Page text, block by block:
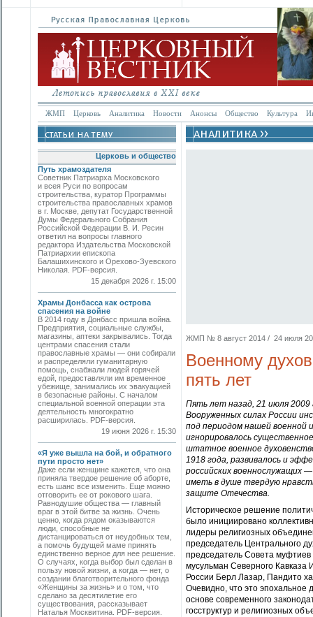
ЖМП Церковь Аналитика Новости Анонсы Общество Культура
Церковь и общество
Путь храмоздателя
Советник Патриарха Московского
и всея Руси по вопросам
строительства, куратор Программы
строительства православных храмов
в г. Москве, депутат Государственной
Думы Федерального Собрания
Российской Федерации В. И. Ресин
ответил на вопросы главного
редактора Издательства Московской
Патриархии епископа
Балашихинского и Орехово-Зуевского
Николая. PDF-версия.
15 декабря 2026 г. 15:00
Храмы Донбасса как острова
спасения на войне
В 2014 году в Донбасс пришла война.
Предприятия, социальные службы,
магазины, аптеки закрывались. Тогда
центрами спасения стали
православные храмы — они собирали
и распределяли гуманитарную
помощь, снабжали людей горячей
едой, предоставляли им временное
убежище, занимались их эвакуацией
в безопасные районы. С началом
специальной военной операции эта
деятельность многократно
расширилась. PDF-версия.
19 июня 2026 г. 15:30
«Я уже вышла на бой, и обратного
пути просто нет»
Даже если женщине кажется, что она
приняла твердое решение об аборте,
есть шанс все изменить. Еще можно
отговорить ее от рокового шага.
Равнодушие общества — главный
враг в этой битве за жизнь. Очень
ценно, когда рядом оказываются
люди, способные не
дистанцироваться от неудобных тем,
а помочь будущей маме принять
единственно верное для нее решение.
О случаях, когда выбор был сделан в
пользу новой жизни, а когда — нет, о
создании благотворительного фонда
«Женщины за жизнь» и о том, что
сделано за десятилетие его
существования, рассказывает
Наталья Москвитина. PDF-версия.
ЖМП № 8 август 2014 / 24 июля
Военному
пять лет
Пять лет назад, 21 июля 2009
Вооруженных силах России
под периодом нашей военной
игнорировалось
штатное военное
1918 года, развивалось и
российских военнослужащих
иметь в душе твердую
защите Отечества.
Историческое решение
было инициировано
лидеры религиозных
председатель Центрального
председатель Совета
мусульман Северного
России Берл Лазар, Пандито
Очевидно, что это
основе современного
госструктур и религиозных